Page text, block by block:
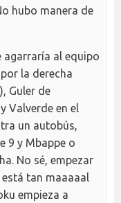
hubo manera de
agarraría al equipo
la derecha
Guler de
Valverde en el
un autobús,
9 y Mbappe o
No sé, empezar
tan maaaaal
empieza a